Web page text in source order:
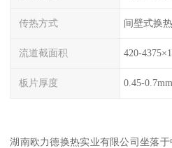
传热方式 间壁式换热
流道截面积 420-
板片厚度 0.45-0.7mm
湖南欧力德换热实业有限公司坐落